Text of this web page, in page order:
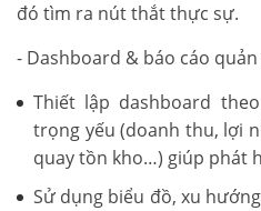
đó tìm ra nút thắt thực sự.
- Dashboard & báo cáo
Thiết lập dashboard
trọng yếu (doanh thu, lợi
quay tồn kho…) giúp phát
Sử dụng biểu đồ, xu